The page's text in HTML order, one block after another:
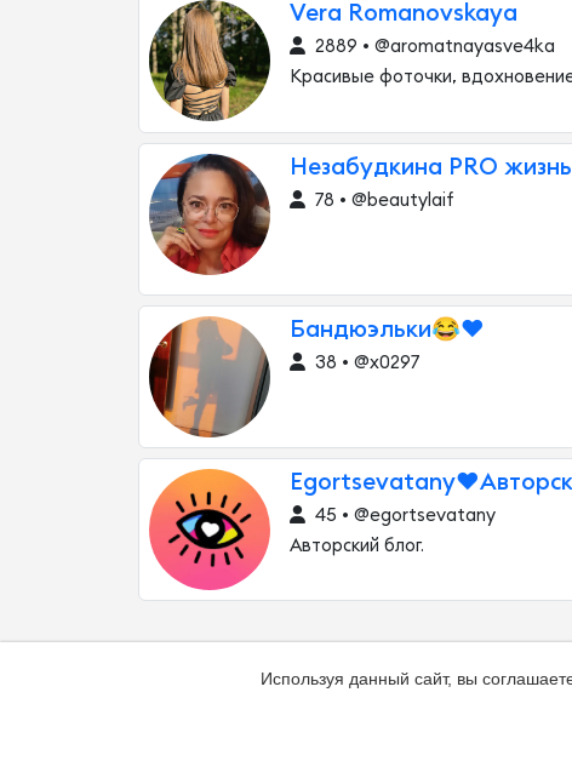
Vera Romanovskaya
2889 • @aromatnayasve4ka
Красивые фоточки,
Незабудкина PRO
78 • @beautylaif
Бандюэльки😂❤️
38 • @x0297
45 • @egortsevatany
Авторский блог.
Используя данный сайт, вы